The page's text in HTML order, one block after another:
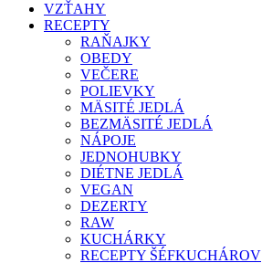
VZŤAHY
RECEPTY
RAŇAJKY
OBEDY
VEČERE
POLIEVKY
MÄSITÉ JEDLÁ
BEZMÄSITÉ JEDLÁ
NÁPOJE
JEDNOHUBKY
DIÉTNE JEDLÁ
VEGAN
DEZERTY
RAW
KUCHÁRKY
RECEPTY ŠÉFKUCHÁROV